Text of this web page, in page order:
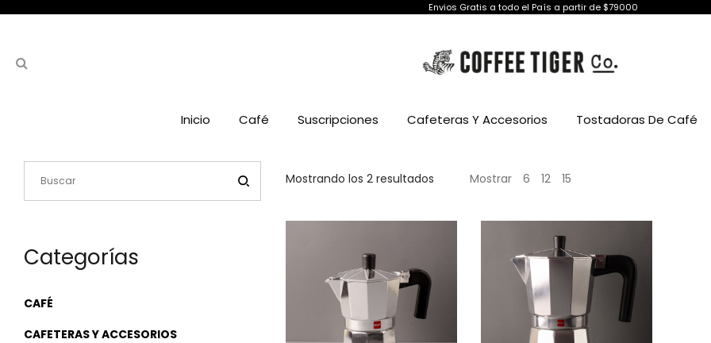
Envios Gratis a todo el País a partir de $79000
Inicio Café Suscripciones Cafeteras Y Accesorios Tostadoras De Café
Mostrando los 2 resultados OrdenadoMostrar 6 12 15
Categorías
CAFÉ
CAFETERAS Y ACCESORIOS